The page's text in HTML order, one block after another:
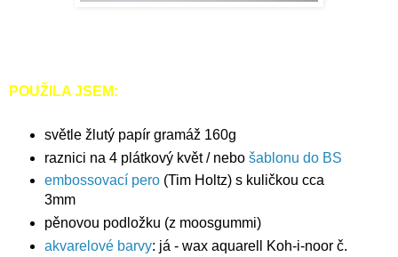
POUŽILA JSEM:
světle žlutý papír gramáž 160g
raznici na 4 plátkový květ / nebo šablonu do BS
embossovací pero(Tim Holtz) s kuličkou cca
3mm
pěnovou podložku (z moosgummi)
akvarelové barvy: já - wax aquarell Koh-i-noor č.